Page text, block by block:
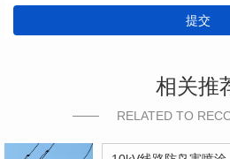
提交
相关推
RELATED TO